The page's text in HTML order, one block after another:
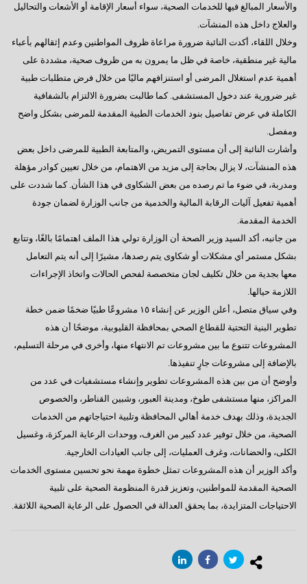
والأسعار المبالغ فيها للخدمات الصحية، سواء أسعار الإقامة أو الأشعات والتحاليل
والعلاج داخل هذه المنشآت.
وخلال اللقاء، أكدت النائبة ضرورة مراعاة ظروف المواطنين وعدم إثقالهم بأعباء
مالية غير منطقية، خاصة في ظل ما يمرون به من ظروف صحية، مشددة على
أهمية عدم استغلال المرضى أو استنزافهم ماليًا من خلال فرض متطلبات طبية
غير ضرورية عند دخول المستشفى. كما طالبت بضرورة الالتزام بالشفافية
الكاملة في عرض تفاصيل بنود الخدمات الطبية المقدمة للمرضى بشكل واضح
ومفصل.
وأشارت النائبة إلى أن مستوى التمريض، والمتابعة الطبية للمرضى داخل بعض
هذه المنشآت، لا يزال بحاجة إلى مزيد من الاهتمام، من خلال تعيين كوادر مؤهلة
ومدربة، في ضوء ما تم رصده من بعض الشكاوى في هذا الشأن. كما شددت على
أهمية تفعيل آليات الرقابة المالية والخدمية من جانب الوزارة لضمان جودة
الخدمة المقدمة.
من جانبه، أكد السيد وزير الصحة أن الوزارة تولي هذا الملف اهتمامًا بالغًا، وتتابع
بشكل مستمر أي مشكلات أو شكاوى يتم رصدها، مشيرًا إلى أنه يتم التعامل
معها بجدية من خلال تكليف لجان متخصصة لفحص الحالات واتخاذ الإجراءات
اللازمة حيالها.
وفي سياق متصل، أعلن الوزير عن إنشاء ١٥ مشروعًا طبيًا ضخمًا ضمن خطة
تطوير البنية التحتية للقطاع الصحي بمحافظة القليوبية، موضحًا أن هذه
المشروعات تتنوع ما بين مشروعات تم الانتهاء منها، وأخرى في مرحلة التسليم،
بالإضافة إلى مشروعات جارٍ تنفيذها.
وأوضح أن من بين هذه المشروعات تطوير وإنشاء مستشفيات في عدد من
المراكز، منها مستشفى طوخ، ومدينة العبور، وشبين القناطر، والخصوص
الجديدة، وذلك بهدف خدمة أهالي المحافظة وتلبية احتياجاتهم من الخدمات
الصحية، من خلال توفير عدد كبير من الغرف، ووحدات الرعاية المركزة، وغسيل
الكلى، والحضانات، وغرف العمليات، إلى جانب العيادات الخارجية.
وأكد الوزير أن هذه المشروعات تمثل خطوة مهمة نحو تحسين مستوى الخدمات
الصحية المقدمة للمواطنين، وتعزيز قدرة المنظومة الصحية على تلبية
الاحتياجات المتزايدة، بما يحقق العدالة في الحصول على الرعاية الصحية اللائقة.